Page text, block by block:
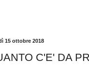
15 ottobre 2018
C'E' DA